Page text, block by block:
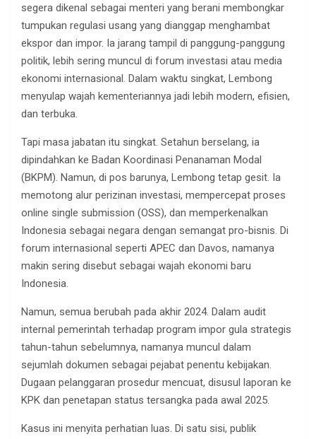
segera dikenal sebagai menteri yang berani membongkar
tumpukan regulasi usang yang dianggap menghambat
ekspor dan impor. Ia jarang tampil di panggung-panggung
politik, lebih sering muncul di forum investasi atau media
ekonomi internasional. Dalam waktu singkat, Lembong
menyulap wajah kementeriannya jadi lebih modern, efisien,
dan terbuka.
Tapi masa jabatan itu singkat. Setahun berselang, ia
dipindahkan ke Badan Koordinasi Penanaman Modal
(BKPM). Namun, di pos barunya, Lembong tetap gesit. Ia
memotong alur perizinan investasi, mempercepat proses
online single submission (OSS), dan memperkenalkan
Indonesia sebagai negara dengan semangat pro-bisnis. Di
forum internasional seperti APEC dan Davos, namanya
makin sering disebut sebagai wajah ekonomi baru
Indonesia.
Namun, semua berubah pada akhir 2024. Dalam audit
internal pemerintah terhadap program impor gula strategis
tahun-tahun sebelumnya, namanya muncul dalam
sejumlah dokumen sebagai pejabat penentu kebijakan.
Dugaan pelanggaran prosedur mencuat, disusul laporan ke
KPK dan penetapan status tersangka pada awal 2025.
Kasus ini menyita perhatian luas. Di satu sisi, publik